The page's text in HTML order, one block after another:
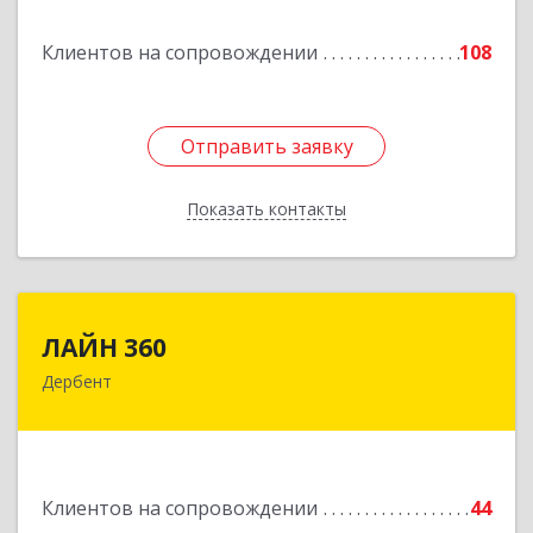
Клиентов на сопровождении 108
Отправить заявку
Показать контакты
Отправить заявку
Назад
ЛАЙН 360
Дербент
Клиентов на сопровождении 44
368600, Дагестан Респ, Дербент г, Ю.Гагарина